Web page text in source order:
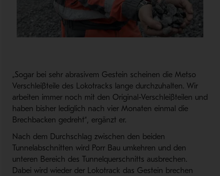
„Sogar bei sehr abrasivem Gestein scheinen die Metso
Verschleißteile des Lokotracks lange durchzuhalten. Wir
arbeiten immer noch mit den Original-Verschleißteilen und
haben bisher lediglich nach vier Monaten einmal die
Brechbacken gedreht“, ergänzt er.
Nach dem Durchschlag zwischen den beiden
Tunnelabschnitten wird Porr Bau umkehren und den
unteren Bereich des Tunnelquerschnitts ausbrechen.
Dabei wird wieder der Lokotrack das Gestein brechen